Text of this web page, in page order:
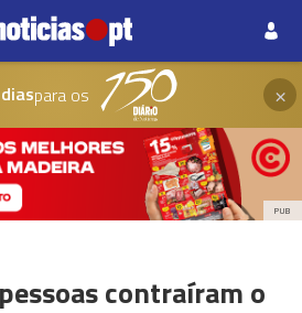
para os ×
PUB
contraíram o